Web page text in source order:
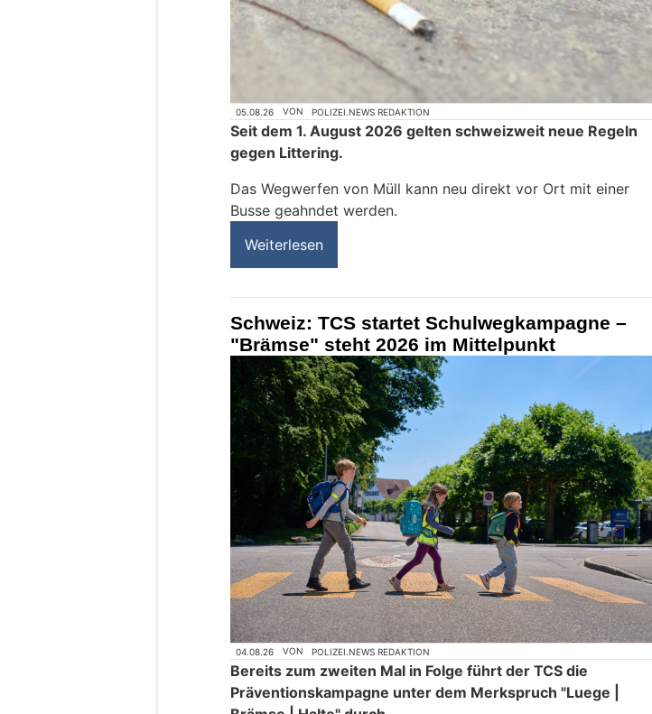
05.08.26 VON POLIZEI.NEWS REDAKTION
Seit dem 1. August 2026 gelten schweizweit neue Regeln
gegen Littering.
Das Wegwerfen von Müll kann neu direkt vor Ort mit einer
Busse geahndet werden.
Weiterlesen
Schweiz: TCS startet Schulwegkampagne –
"Brämse" steht 2026 im Mittelpunkt
04.08.26 VON POLIZEI.NEWS REDAKTION
Bereits zum zweiten Mal in Folge führt der TCS die
Präventionskampagne unter dem Merkspruch "Luege |